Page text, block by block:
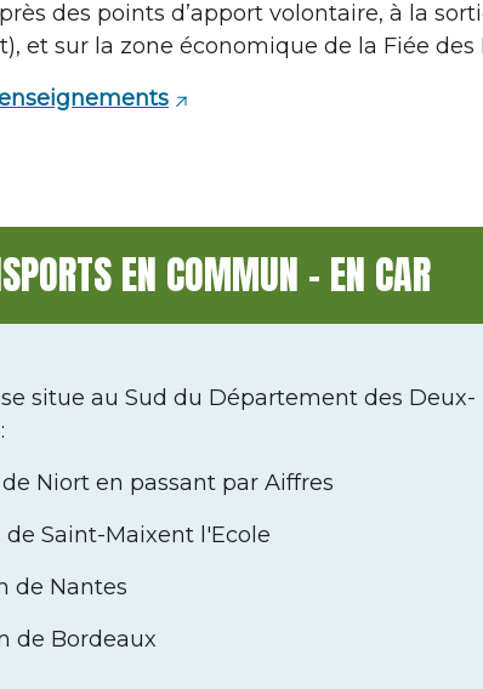
des points d’apport volontaire, à la
et sur la zone économique de la Fiée des
EN COMMUN - EN CAR
se situe au Sud du Département des Deux-
Niort en passant par Aiffres
de Saint-Maixent l'Ecole
de Nantes
de Bordeaux